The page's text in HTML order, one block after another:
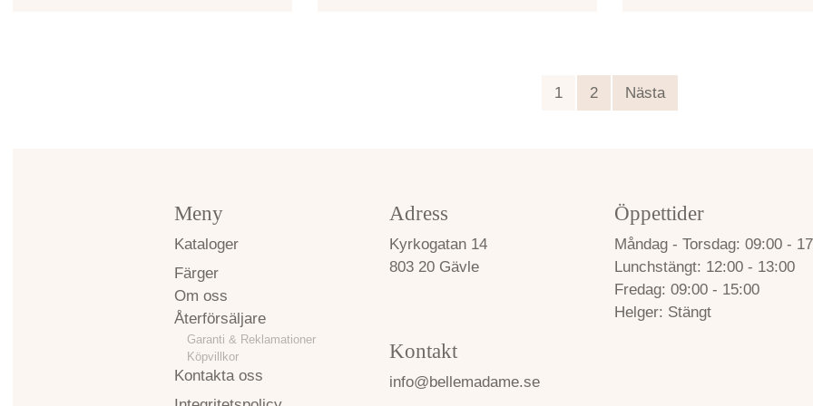
1 2 Nästa
Meny
Kataloger
Färger
Om oss
Återförsäljare
Garanti & Reklamationer
Köpvillkor
Kontakta oss
Adress
Kyrkogatan 14
803 20 Gävle
Öppettider
Måndag - Torsdag 09:00 -
Lunchstängt
12:00 - 13:00
Fredag 09:00 - 15:00
Helger
Stängt
Kontakt
info@bellemadame.se